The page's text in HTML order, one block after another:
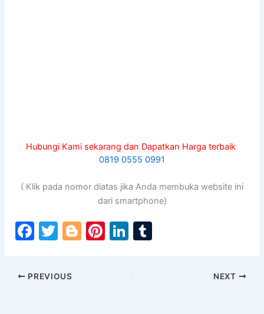
Hubungi Kami sekarang dan Dapatkan Harga terbaik
0819 0555 0991
( Klik pada nomor diatas jika Anda membuka website ini
dari smartphone)
F
c
T
itt
er
Bl Pi Li
PREVIOUS NEXT